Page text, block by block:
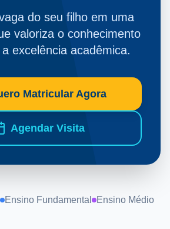
do seu filho em uma
valoriza o conhecimento
excelência acadêmica.
Matricular Agora
Agendar Visita
Ensino Fundamental Ensino Médio